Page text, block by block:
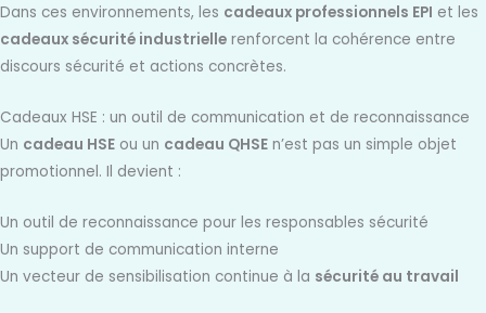
Dans ces environnements, les cadeaux professionnels EPI et les
cadeaux sécurité industrielle renforcent la cohérence entre
discours sécurité et actions concrètes.
Cadeaux HSE : un outil de communication et de reconnaissance
Un cadeau HSE ou un cadeau QHSE n’est pas un simple objet
promotionnel. Il devient :
Un outil de reconnaissance pour les responsables sécurité
Un support de communication interne
Un vecteur de sensibilisation continue à la sécurité au travail